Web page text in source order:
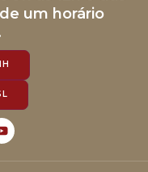
um horário